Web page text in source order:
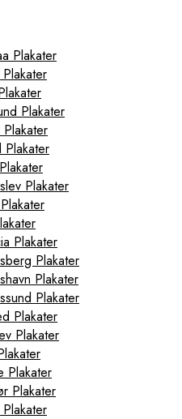
Plakater
Plakater
Plakater
Plakater
Plakater
Plakater
Plakater
Plakater
Plakater
Plakater
Plakater
Plakater